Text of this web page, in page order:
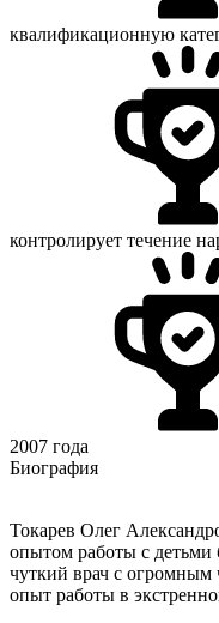
квалификационную
контролирует течение
2007 года
Биография
Токарев Олег
опытом работы с детьми
чуткий врач с огромным
опыт работы в